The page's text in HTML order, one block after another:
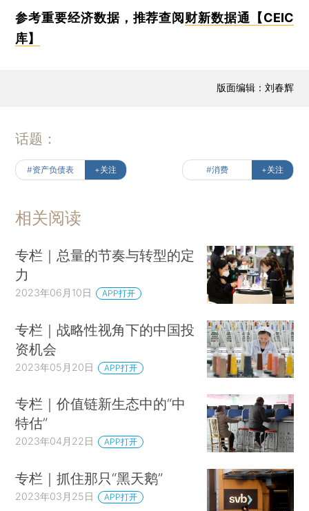
参考重要经济数据，推荐查阅财新数据通【CEIC
库】
版面编辑：刘春辉
话题：
#资产负债表 +关注 #消费 +关注
相关阅读
专栏｜总量的节奏与转型的定
力
2023年06月10日 APP打开
专栏｜战略性视角下的中国投
资机会
2023年05月20日 APP打开
专栏｜价值链新生态中的“中
特估”
2023年04月22日 APP打开
专栏｜抓住那只“黑天鹅”
2023年03月25日 APP打开